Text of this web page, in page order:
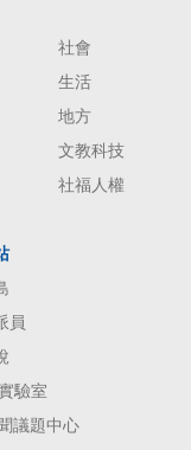
社會
生活
地方
文教科技
社福人權
員
驗室
議題中心